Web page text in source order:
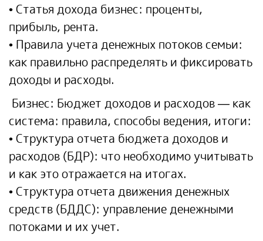
• Статья дохода бизнес: проценты,
прибыль, рента.
• Правила учета денежных потоков семьи:
как правильно распределять и фиксировать
доходы и расходы.
Бизнес: Бюджет доходов и расходов — как
система: правила, способы ведения, итоги:
• Структура отчета бюджета доходов и
расходов (БДР): что необходимо учитывать
и как это отражается на итогах.
• Структура отчета движения денежных
средств (БДДС): управление денежными
потоками и их учет.